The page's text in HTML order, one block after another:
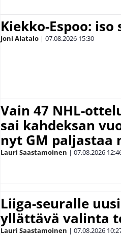
Kiekko-Espoo:
Joni Alatalo | 07.08.2026 15:30
Vain 47 NHL-
sai kahdeksan
nyt GM paljastaa
Lauri Saastamoinen | 07.08.2026
Liiga-seuralle
yllättävä valinta
Lauri Saastamoinen | 07.08.2026